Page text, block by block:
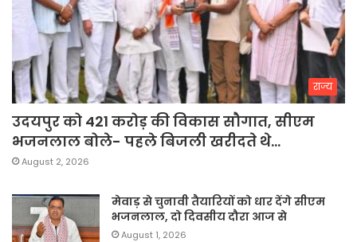
राज्य
उदयपुर को 421 करोड़ की विकास सौगात, सीएम
भजनलाल बोले- पहले बिजली खरीदते थे…
August 2, 2026
मेवाड़ से चुनावी तैयारियों को धार देंगे सीएम
भजनलाल, दो दिवसीय दौरा आज से
August 1, 2026